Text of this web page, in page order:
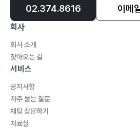
요? 108
36. Q: 치과 정기 검진은 왜 중요한
아야 하나요? 112
인가요? 115
38. Q: 임산부는 치과 치료를 받아
39. Q: 당뇨병 환자는 치과 치료 시
02.374.8616 이메
회사
회사 소개
찾아오는 길
서비스
공지사항
자주 묻는 질문
채팅 상담하기
자료실